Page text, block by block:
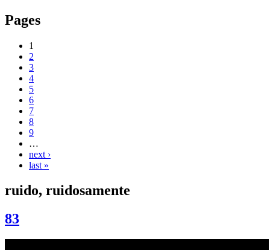
Pages
1
2
3
4
5
6
7
8
9
…
next ›
last »
ruido, ruidosamente
83